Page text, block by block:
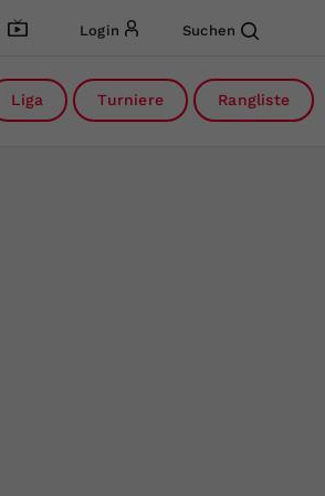
Login Suchen
Liga Turniere Rangliste